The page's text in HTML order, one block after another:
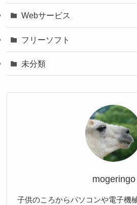
Webサービス
フリーソフト
未分類
mogeringo
子供のころからパソコンや電子機